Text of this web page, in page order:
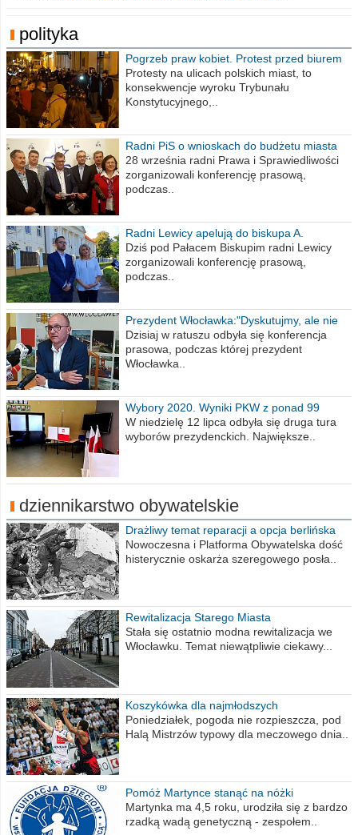
polityka
Pogrzeb praw kobiet. Protest przed biurem
poselskim PiS
Protesty na ulicach polskich miast, to
konsekwencje wyroku Trybunału
Konstytucyjnego,..
Radni PiS o wnioskach do budżetu miasta
na 2021 rok
28 września radni Prawa i Sprawiedliwości
zorganizowali konferencję prasową,
podczas..
Radni Lewicy apelują do biskupa A.
Wiesława Meringa
Dziś pod Pałacem Biskupim radni Lewicy
zorganizowali konferencję prasową,
podczas..
Prezydent Włocławka:"Dyskutujmy, ale nie
obrażajmy się”
Dzisiaj w ratuszu odbyła się konferencja
prasowa, podczas której prezydent
Włocławka..
Wybory 2020. Wyniki PKW z ponad 99
procent obwodów
W niedzielę 12 lipca odbyła się druga tura
wyborów prezydenckich. Największe..
dziennikarstwo obywatelskie
Drażliwy temat reparacji a opcja berlińska
Nowoczesna i Platforma Obywatelska dość
histerycznie oskarża szeregowego posła..
Rewitalizacja Starego Miasta
Stała się ostatnio modna rewitalizacja we
Włocławku. Temat niewątpliwie ciekawy...
Koszykówka dla najmłodszych
Poniedziałek, pogoda nie rozpieszcza, pod
Halą Mistrzów typowy dla meczowego dnia..
Pomóż Martynce stanąć na nóżki
Martynka ma 4,5 roku, urodziła się z bardzo
rzadką wadą genetyczną - zespołem..